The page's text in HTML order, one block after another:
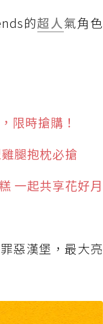
的超人氣角色
限時搶購！
腿抱枕必搶
一起共享花好月
惡漢堡，最大亮